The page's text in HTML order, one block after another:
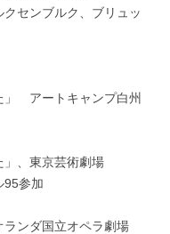
センブルク、ブリュッ
」 アートキャンプ白州
、東京芸術劇場
参加
ンダ国立オペラ劇場